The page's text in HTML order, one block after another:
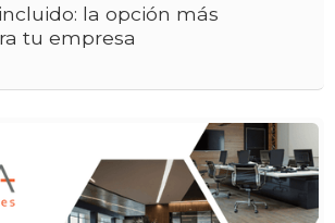
la opción más
tu empresa